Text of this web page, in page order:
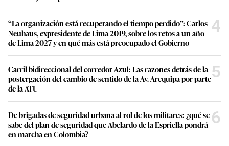
“La organización está recuperando el tiempo perdido”: Carlos
Neuhaus, expresidente de Lima 2019, sobre los retos a un año
de Lima 2027 y en qué más está preocupado el Gobierno
4
Carril bidireccional del corredor Azul: Las razones detrás de la
postergación del cambio de sentido de la Av. Arequipa por parte
de la ATU
5
De brigadas de seguridad urbana al rol de los militares: ¿qué se
sabe del plan de seguridad que Abelardo de la Espriella pondrá
en marcha en Colombia?
6